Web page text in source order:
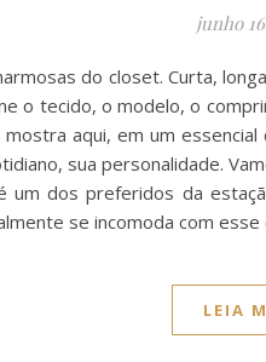
junho
do closet. Curta,
o tecido, o modelo, o
aqui, em um
sua personalidade.
um dos preferidos da
se incomoda com
LEIA